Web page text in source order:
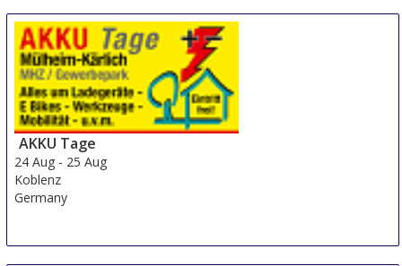
AKKU Tage
24 Aug - 25 Aug
Koblenz
Germany